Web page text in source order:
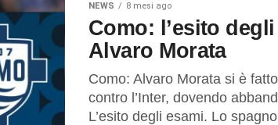
NEWS 8 mesi ago
Como: l’esito
Alvaro Morata
Como: Alvaro Morata si è
contro l’Inter, dovendo
L’esito degli esami. Lo